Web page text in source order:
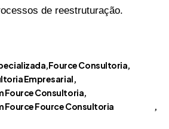
de reestruturação.
Fource Consultoria
Empresarial
Fource Consultoria
Fource Fource Consultoria